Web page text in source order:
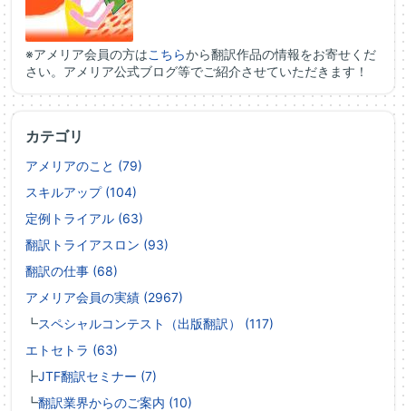
※アメリア会員の方はこちらから翻訳作品の情報をお寄せくだ
さい。アメリア公式ブログ等でご紹介させていただきます！
カテゴリ
アメリアのこと (79)
スキルアップ (104)
定例トライアル (63)
翻訳トライアスロン (93)
翻訳の仕事 (68)
アメリア会員の実績 (2967)
┗スペシャルコンテスト（出版翻訳） (117)
エトセトラ (63)
┣JTF翻訳セミナー (7)
┗翻訳業界からのご案内 (10)